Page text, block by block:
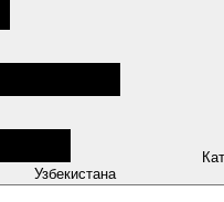
Узбекистана